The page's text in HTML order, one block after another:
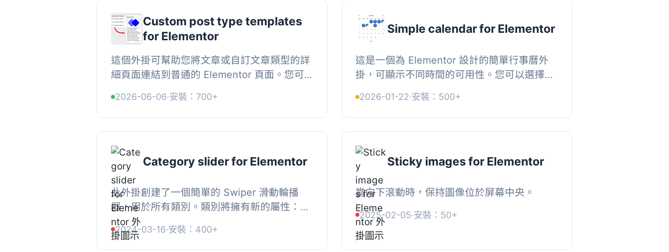
Custom post type templates
for Elementor
這個外掛可幫助您將文章或自訂文章類型的詳
細頁面連結到普通的 Elementor 頁面。您可
裝飾和自定詳細頁面的外觀和風...
2026-06-06·安裝：700+
Simple calendar for Elementor
這是一個為 Elementor 設計的簡單行事曆外
掛，可顯示不同時間的可用性。您可以選擇不
創建自定義狀態元素（名稱+ CS...
2026-01-22·安裝：500+
Category slider for Elementor
此外掛創建了一個簡單的 Swiper 滑動輪播
器，用於所有類別。類別將擁有新的屬性：
「圖片」、「起始顏色」和「結束顏色」。使
用這些屬性可為滑動輪播中的項目...
2024-03-16·安裝：400+
Sticky images for Elementor
當向下滾動時，保持圖像位於屏幕中央。
2025-02-05·安裝：50+